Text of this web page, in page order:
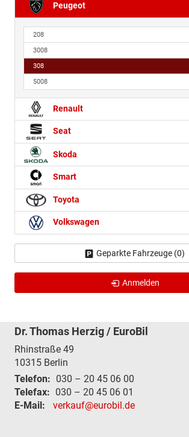
Peugeot
208
3008
308
5008
Renault
Seat
Skoda
Smart
Toyota
Volkswagen
Geparkte Fahrzeuge (0)
Anmelden
Dr. Thomas Herzig / EuroBil
Rhinstraße 49
10315 Berlin
Telefon: 030 – 20 45 06 00
Telefax: 030 – 20 45 06 01
E-Mail:
verkauf@eurobil.de